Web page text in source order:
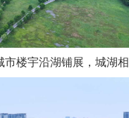
楼宇沿湖铺展，城湖